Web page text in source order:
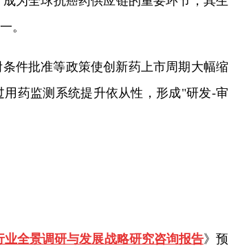
。
件批准等政策使创新药上市周期大幅缩
药监测系统提升依从性，形成"研发-审
业全景调研与发展战略研究咨询报告》预